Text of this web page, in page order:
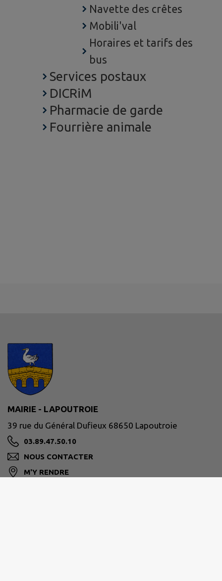
Navette des crêtes
Mobili'val
Horaires et tarifs des
bus
Services postaux
DICRiM
Pharmacie de garde
Fourrière animale
MAIRIE - LAPOUTROIE
39 rue du Général Dufieux 68650 Lapoutroie
03.89.47.50.10
NOUS CONTACTER
M'Y RENDRE